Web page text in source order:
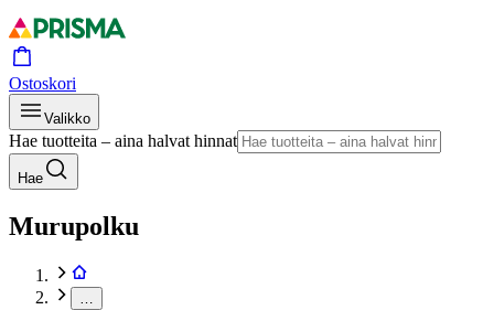
Ostoskori
Valikko
Hae tuotteita – aina halvat hinnat
Hae
Murupolku